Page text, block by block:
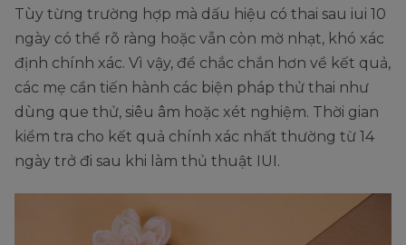
Tùy từng trường hợp mà dấu hiệu có thai sau iui 10
ngày có thể rõ ràng hoặc vẫn còn mờ nhạt, khó xác
định chính xác. Vì vậy, để chắc chắn hơn về kết quả,
các mẹ cần tiến hành các biện pháp thử thai như
dùng que thử, siêu âm hoặc xét nghiệm. Thời gian
kiểm tra cho kết quả chính xác nhất thường từ 14
ngày trở đi sau khi làm thủ thuật IUI.